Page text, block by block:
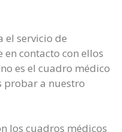
el servicio de
contacto con ellos
es el cuadro médico
probar a nuestro
los cuadros médicos